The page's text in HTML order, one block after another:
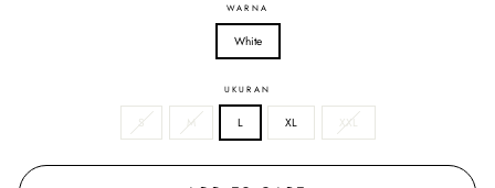
WARNA
White
UKURAN
S M L XL XXL